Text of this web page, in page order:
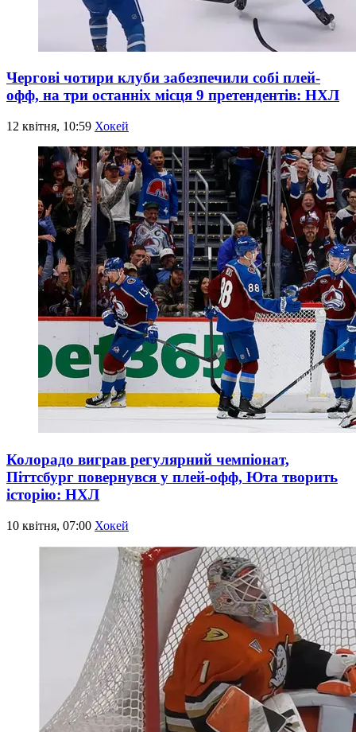
Чергові чотири клуби забезпечили собі плей-
офф, на три останніх місця 9 претендентів: НХЛ
12 квітня, 10:59 Хокей
Колорадо виграв регулярний чемпіонат,
Піттсбург повернувся у плей-офф, Юта творить
історію: НХЛ
10 квітня, 07:00 Хокей